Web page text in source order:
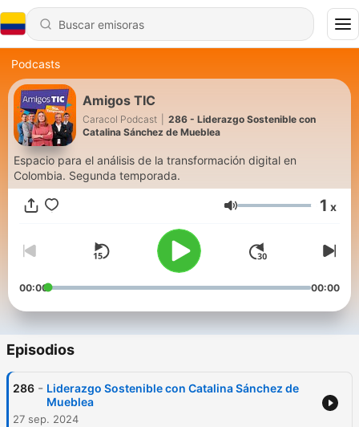
Podcasts
Amigos TIC
Caracol Podcast
286 - Liderazgo Sostenible con
Catalina Sánchez de Mueblea
Espacio para el análisis de la transformación digital en
Colombia. Segunda temporada.
Volumen 1 x
00:00 00:00
Episodios
286 - Liderazgo Sostenible con Catalina Sánchez de
Mueblea
27 sep. 2024